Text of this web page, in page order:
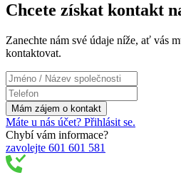
Chcete získat kontakt
Zanechte nám své údaje níže, ať vás
kontaktovat.
Máte u nás účet? Přihlásit se.
Chybí vám informace?
zavolejte 601 601 581